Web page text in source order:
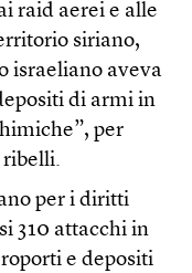
raid aerei e alle
siriano,
israeliano aveva
di armi in
per
ribelli.
per i diritti
310 attacchi in
e depositi